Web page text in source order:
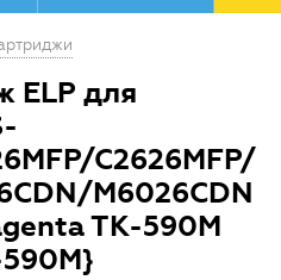
ELP для
C2626MFP/
M6026CDN
TK-590M